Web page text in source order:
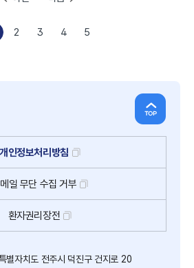
2 3 4 5
개인정보처리방침
일 무단 수집 거부
환자권리장전
별자치도 전주시 덕진구 건지로 20